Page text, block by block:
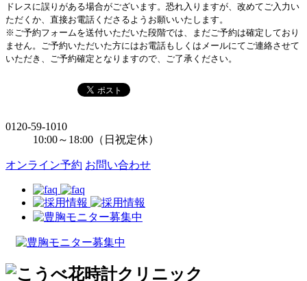
ドレスに誤りがある場合がございます。恐れ入りますが、改めてご入力い
ただくか、直接お電話くださるようお願いいたします。
※ご予約フォームを送付いただいた段階では、まだご予約は確定しており
ません。ご予約いただいた方にはお電話もしくはメールにてご連絡させて
いただき、ご予約確定となりますので、ご了承ください。
0120-59-1010
10:00～18:00（日祝定休）
オンライン予約 お問い合わせ